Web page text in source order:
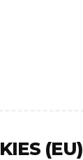
(EU)